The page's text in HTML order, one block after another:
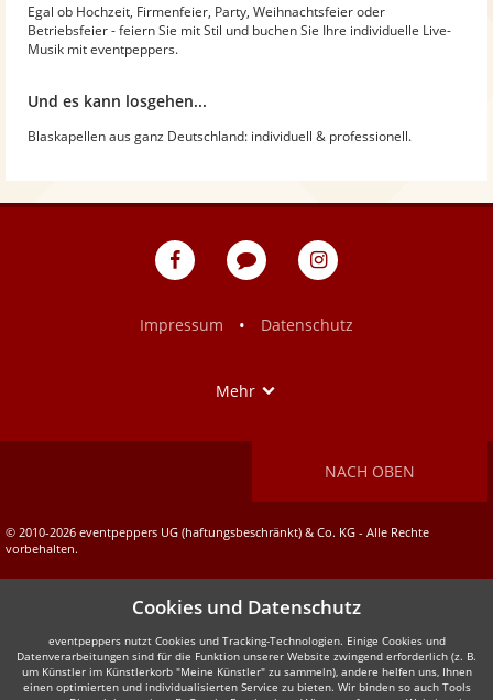
Egal ob Hochzeit, Firmenfeier, Party, Weihnachtsfeier oder
Betriebsfeier - feiern Sie mit Stil und buchen Sie Ihre individuelle Live-
Musik mit eventpeppers.
Und es kann losgehen...
Blaskapellen aus ganz Deutschland: individuell & professionell.
eventpeppers
Blog
eventpeppers
Impressum
• Datenschutz
Mehr
NACH OBEN
© 2010-2026 eventpeppers UG (haftungsbeschränkt) & Co. KG - Alle Rechte
vorbehalten.
Cookies und Datenschutz
eventpeppers nutzt Cookies und Tracking-Technologien. Einige Cookies und
Datenverarbeitungen sind für die Funktion unserer Website zwingend erforderlich (z. B.
um Künstler im Künstlerkorb "Meine Künstler" zu sammeln), andere helfen uns, Ihnen
einen optimierten und individualisierten Service zu bieten. Wir binden so auch Tools